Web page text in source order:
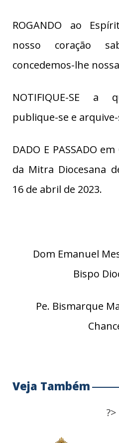
ROGANDO ao
nosso coração
concedemos-lhe
NOTIFIQUE-SE
publique-se e
DADO E PASSADO
da Mitra Diocesana
16 de abril de 2023.
Dom Emanuel
Bispo
Pe. Bismarque
Veja Também
?>